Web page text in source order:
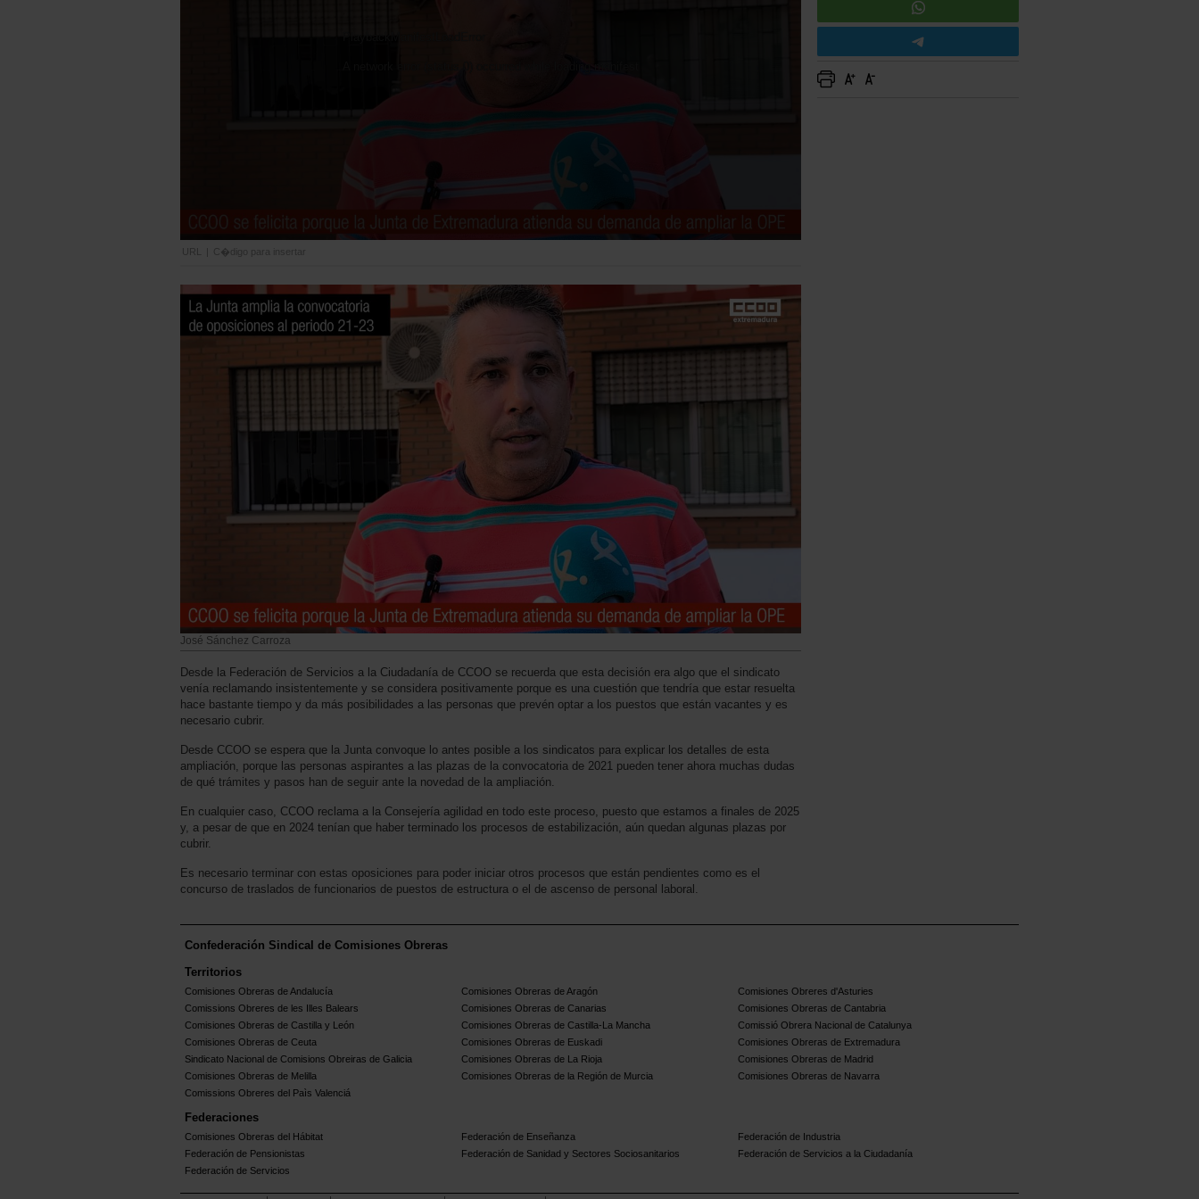
URL C�digo para insertar
José Sánchez Carroza
Desde la Federación de Servicios a la Ciudadanía de CCOO se recuerda que esta decisión era algo que el sindicato
venía reclamando insistentemente y se considera positivamente porque es una cuestión que tendría que estar resuelta
hace bastante tiempo y da más posibilidades a las personas que prevén optar a los puestos que están vacantes y es
necesario cubrir.
Desde CCOO se espera que la Junta convoque lo antes posible a los sindicatos para explicar los detalles de esta
ampliación, porque las personas aspirantes a las plazas de la convocatoria de 2021 pueden tener ahora muchas dudas
de qué trámites y pasos han de seguir ante la novedad de la ampliación.
En cualquier caso, CCOO reclama a la Consejería agilidad en todo este proceso, puesto que estamos a finales de 2025
y, a pesar de que en 2024 tenían que haber terminado los procesos de estabilización, aún quedan algunas plazas por
cubrir.
Es necesario terminar con estas oposiciones para poder iniciar otros procesos que están pendientes como es el
concurso de traslados de funcionarios de puestos de estructura o el de ascenso de personal laboral.
Confederación Sindical de Comisiones Obreras
Territorios
Comisiones Obreras de Andalucía Comisiones Obreras de Aragón
Comisiones Obreres d'Asturies
Comissions Obreres de les Illes Balears
Comisiones Obreras de Canarias
Comisiones Obreras de Cantabria
Comisiones Obreras de Castilla y León
Comisiones Obreras de Castilla-La Mancha
Comissió Obrera Nacional de Catalunya
Comisiones Obreras de Ceuta
Comisiones Obreras de Euskadi
Comisiones Obreras de Extremadura
Sindicato Nacional de Comisions Obreiras de Galicia
Comisiones Obreras de La Rioja
Comisiones Obreras de Madrid
Comisiones Obreras de Melilla
Comisiones Obreras de la Región de Murcia
Comisiones Obreras de Navarra
Comissions Obreres del Paìs Valenciá
Federaciones
Comisiones Obreras del Hábitat Federación de Enseñanza
Federación de Industria
Federación de Pensionistas
Federación de Sanidad y Sectores Sociosanitarios
Federación de Servicios a la Ciudadanía
Federación de Servicios